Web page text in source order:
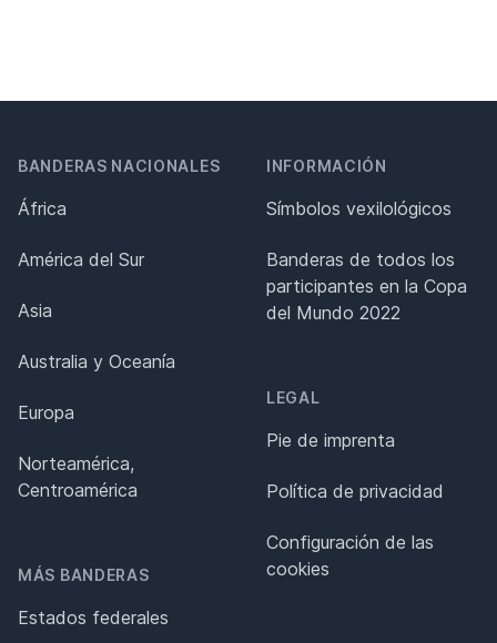
BANDERAS NACIONALES
África
América del Sur
Asia
Australia y Oceanía
Europa
Norteamérica,
Centroamérica
MÁS BANDERAS
Estados federales
INFORMACIÓN
Símbolos vexilológicos
Banderas de todos los
participantes en la Copa
del Mundo 2022
LEGAL
Pie de imprenta
Política de privacidad
Configuración de las
cookies